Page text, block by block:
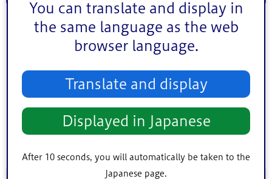
You can translate and display in
the same language as the web
browser language.
Translate and display
Displayed in Japanese
After 10 seconds, you will automatically be taken to the
Japanese page.
インターネット上の仮想空間の「メタバース区役所」で
も、実際の区役所にいるかのように相談や、電子申請の手
お手持ちのパソコン・スマホでどこからでもご利用いただ
けます。
まずは、お気軽にお試しください。